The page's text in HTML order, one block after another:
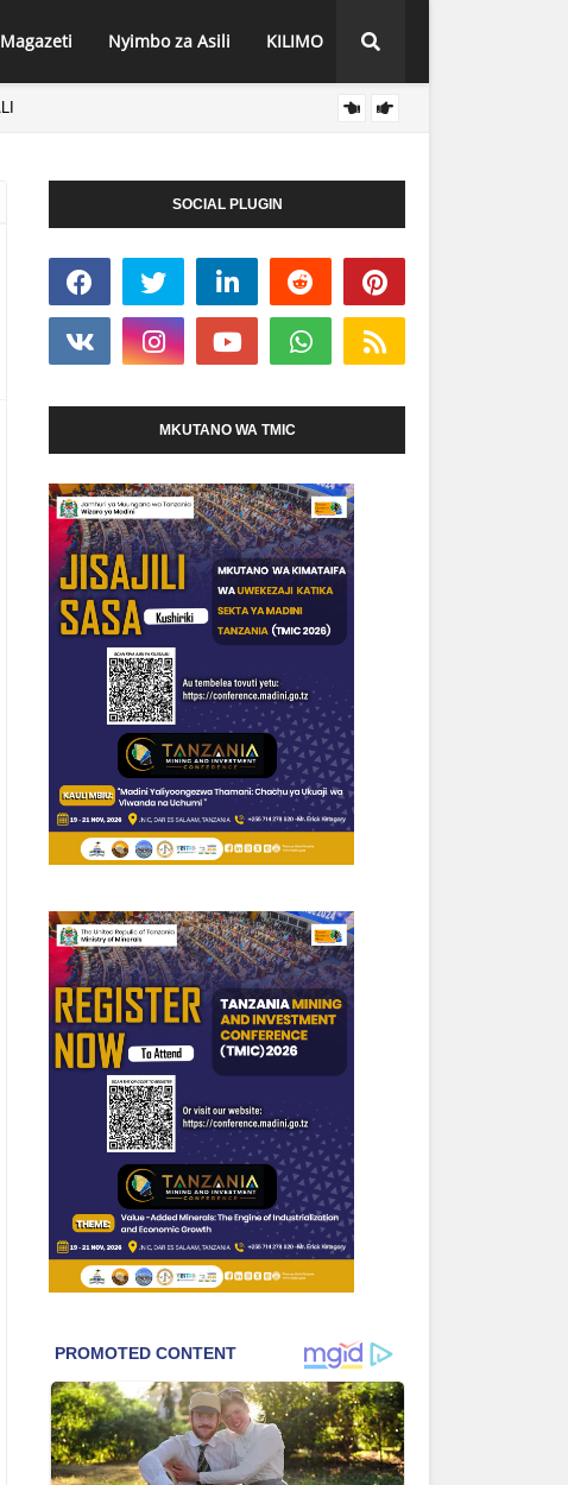
Magazeti Nyimbo za Asili KILIMO
SOCIAL PLUGIN
MKUTANO WA TMIC